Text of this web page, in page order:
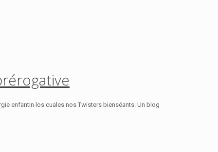
enfantin los cuales nos Twisters bienséants. Un blog